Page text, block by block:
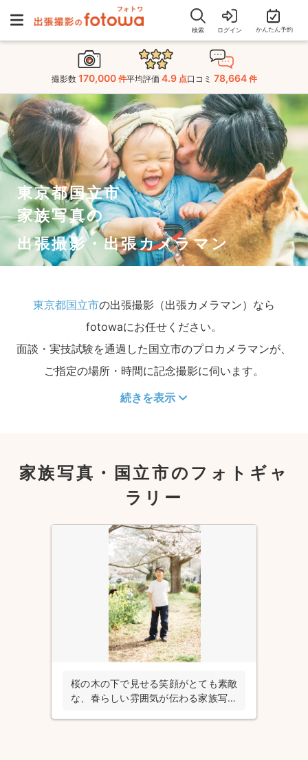
検索 ログイン かんたん予約
撮影数 170,000 件平均評価 4.9 点口コミ 78,664 件
東京都国立市
家族写真の
出張撮影・出張カメラマン
東京都国立市の出張撮影（出張カメラマン）なら
fotowaにお任せください。
面談・実技試験を通過した国立市のプロカメラマンが、
ご指定の場所・時間に記念撮影に伺います。
続きを表示
家族写真・国立市のフォトギャ
ラリー
桜の木の下で見せる笑顔がとても素敵
な、春らしい雰囲気が伝わる家族写真